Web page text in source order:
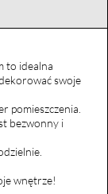
to idealna
swoje
pomieszczenia.
bezwonny i
wnętrze!